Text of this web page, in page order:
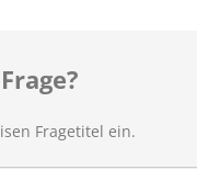
Fragetitel ein.